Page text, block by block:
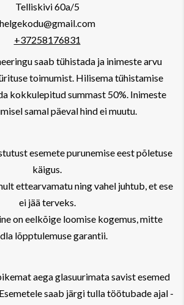
Telliskivi 60a/5
helgekodu@gmail.com
+37258176831
saab tühistada ja inimeste arvu
toimumist. Hilisema tühistamise
kokkulepitud summast 50%. Inimeste
samal päeval hind ei muutu.
esemete purunemise eest põletuse
käigus.
ettearvamatu ning vahel juhtub, et ese
ei jää terveks.
on eelkõige loomise kogemus, mitte
lõpptulemuse garantii.
aega glasuurimata savist esemed
saab järgi tulla töötubade ajal -